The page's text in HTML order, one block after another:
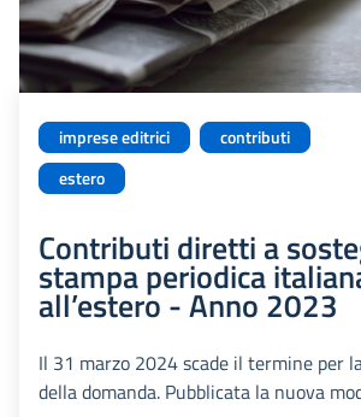
imprese editrici
contributi
estero
Contributi diretti a
stampa periodica
all’estero - Anno 2023
Il 31 marzo 2024 scade il termine per
della domanda. Pubblicata la nuova